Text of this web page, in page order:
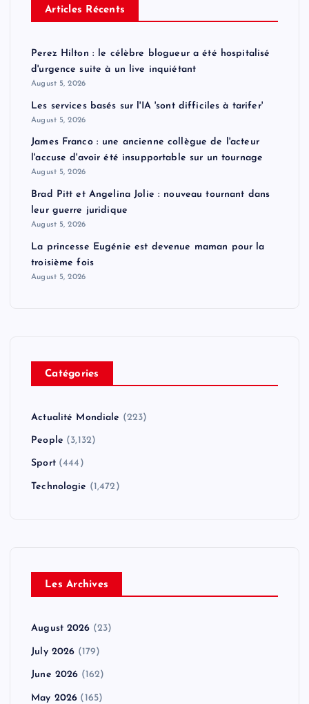
Articles Récents
Perez Hilton : le célèbre blogueur a été hospitalisé
d'urgence suite à un live inquiétant
August 5, 2026
Les services basés sur l'IA 'sont difficiles à tarifer'
August 5, 2026
James Franco : une ancienne collègue de l'acteur
l'accuse d'avoir été insupportable sur un tournage
August 5, 2026
Brad Pitt et Angelina Jolie : nouveau tournant dans
leur guerre juridique
August 5, 2026
La princesse Eugénie est devenue maman pour la
troisième fois
August 5, 2026
Catégories
Actualité Mondiale (223)
People (3,132)
Sport(444)
Technologie (1,472)
Les Archives
August 2026 (23)
July 2026 (179)
June 2026 (162)
May 2026 (165)